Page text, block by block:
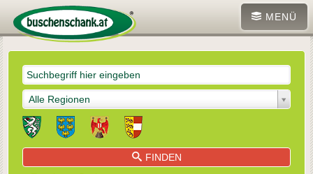
MENÜ
Alle Regionen
FINDEN